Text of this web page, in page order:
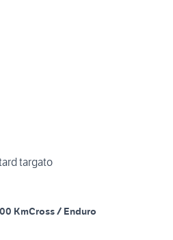
targato
KmCross / Enduro